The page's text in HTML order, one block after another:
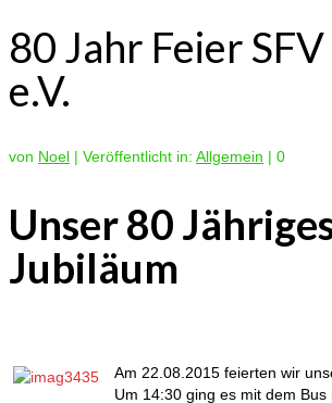
80 Jahr Feier
e.V.
von Noel | Veröffentlicht in: Allgemein | 0
Unser 80
Jubiläum
Am 22.08.2015 feierten wir
Um 14:30 ging es mit dem Bus